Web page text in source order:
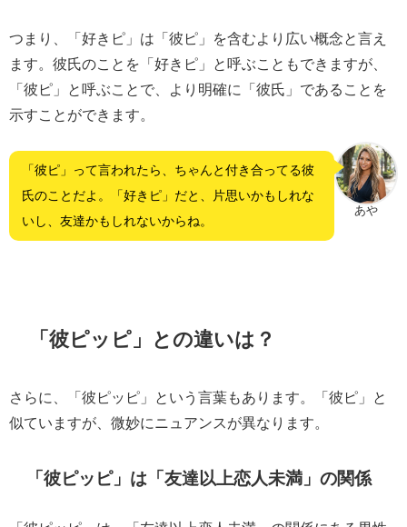
つまり、「好きピ」は「彼ピ」を含むより広い概念と言え
ます。彼氏のことを「好きピ」と呼ぶこともできますが、
「彼ピ」と呼ぶことで、より明確に「彼氏」であることを
示すことができます。
あや
「彼ピ」って言われたら、ちゃんと付き合ってる彼
氏のことだよ。「好きピ」だと、片思いかもしれな
いし、友達かもしれないからね。
「彼ピッピ」との違いは？
さらに、「彼ピッピ」という言葉もあります。「彼ピ」と
似ていますが、微妙にニュアンスが異なります。
「彼ピッピ」は「友達以上恋人未満」の関係